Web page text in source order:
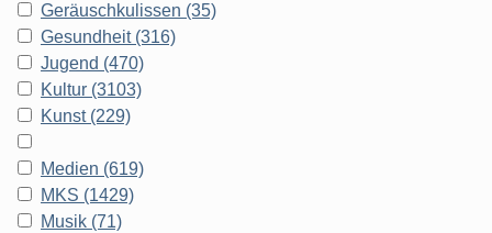
Geräuschkulissen (35)
Gesundheit (316)
Jugend (470)
Kultur (3103)
Kunst (229)
Medien (619)
MKS (1429)
Musik (71)